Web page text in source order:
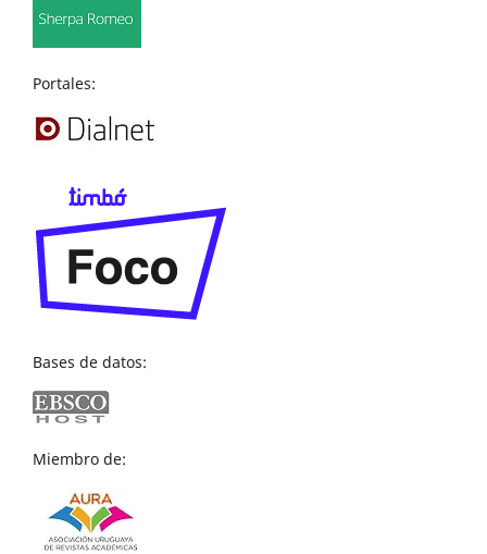
Portales:
Bases de datos:
Miembro de: